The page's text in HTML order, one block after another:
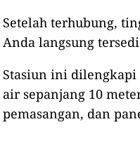
Setelah terhubung,
Anda langsung
Stasiun ini
air sepanjang 10
pemasangan, dan